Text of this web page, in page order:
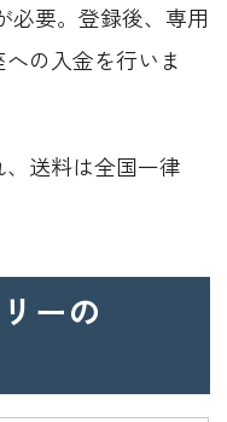
必要。登録後、専用
の入金を行いま
送料は全国一律
ーの